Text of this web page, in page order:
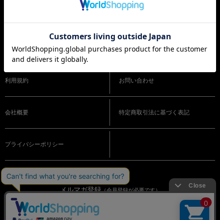
ショッピングガイド よくある質問
利用規約 お問い合わせ
会社概要 特定商取引法に基づく表記
プライバシーポリシー
メルマガ登録（会員登録が必要です）
OFFICIAL SNS